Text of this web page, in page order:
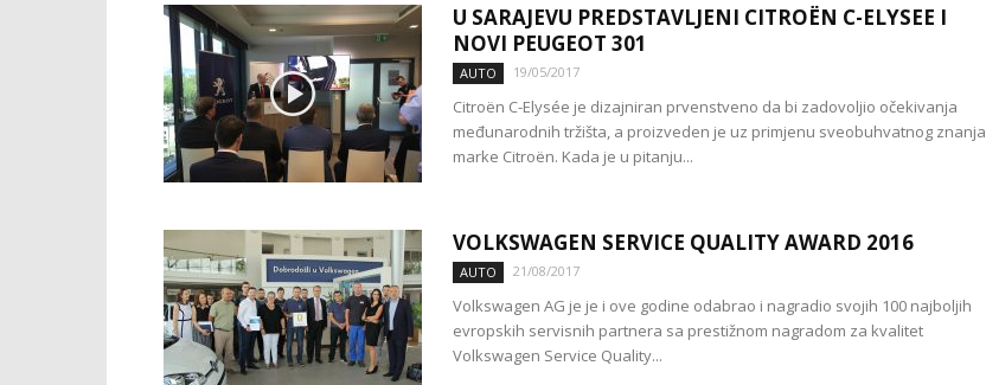
U SARAJEVU PREDSTAVLJENI CITROËN C-ELYSEE I
NOVI PEUGEOT 301
AUTO 19/05/2017
Citroën C-Elysée je dizajniran prvenstveno da bi zadovoljio očekivanja
međunarodnih tržišta, a proizveden je uz primjenu sveobuhvatnog znanja
marke Citroën. Kada je u pitanju...
VOLKSWAGEN SERVICE QUALITY AWARD 2016
AUTO 21/08/2017
Volkswagen AG je je i ove godine odabrao i nagradio svojih 100 najboljih
evropskih servisnih partnera sa prestižnom nagradom za kvalitet
Volkswagen Service Quality...